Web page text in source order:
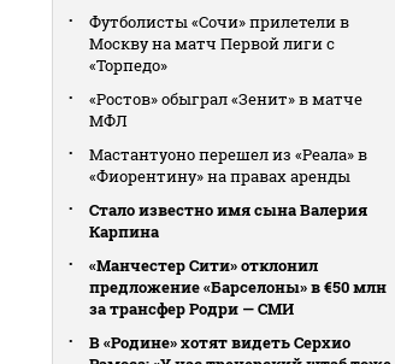
Футболисты «Сочи» прилетели в
Москву на матч Первой лиги с
«Торпедо»
«Ростов» обыграл «Зенит» в матче
МФЛ
Мастантуоно перешел из «Реала» в
«Фиорентину» на правах аренды
Стало известно имя сына Валерия
Карпина
«Манчестер Сити» отклонил
предложение «Барселоны» в €50 млн
за трансфер Родри — СМИ
В «Родине» хотят видеть Серхио